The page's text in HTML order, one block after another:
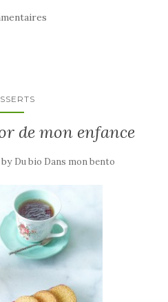
de mon enfance
by Du bio Dans mon bento